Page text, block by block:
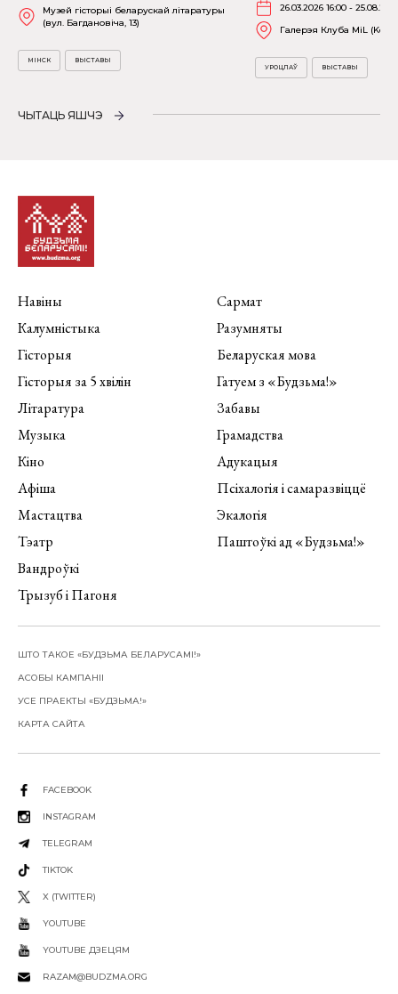
Музей гісторыі беларускай літаратуры
(вул. Багдановіча, 13)
МІНСК ВЫСТАВЫ
26.03.2026 16:00 -
Галерэя Клуба MiL
УРОЦЛАЎ ВЫСТАВЫ
ЧЫТАЦЬ ЯШЧЭ
Навіны
Калумністыка
Гісторыя
Гісторыя за 5 хвілін
Літаратура
Музыка
Кіно
Афіша
Мастацтва
Тэатр
Вандроўкі
Трызуб і Пагоня
Сармат
Разумняты
Беларуская мова
Гатуем з «Будзьма!»
Забавы
Грамадства
Адукацыя
Псіхалогія і самаразвіццё
Экалогія
Паштоўкі ад «Будзьма!»
ШТО ТАКОЕ «БУДЗЬМА БЕЛАРУСАМІ!»
АСОБЫ КАМПАНІІ
УСЕ ПРАЕКТЫ «БУДЗЬМА!»
КАРТА САЙТА
FACEBOOK
INSTAGRAM
TELEGRAM
TIKTOK
X (TWITTER)
YOUTUBE
YOUTUBE ДЗЕЦЯМ
RAZAM@BUDZMA.ORG